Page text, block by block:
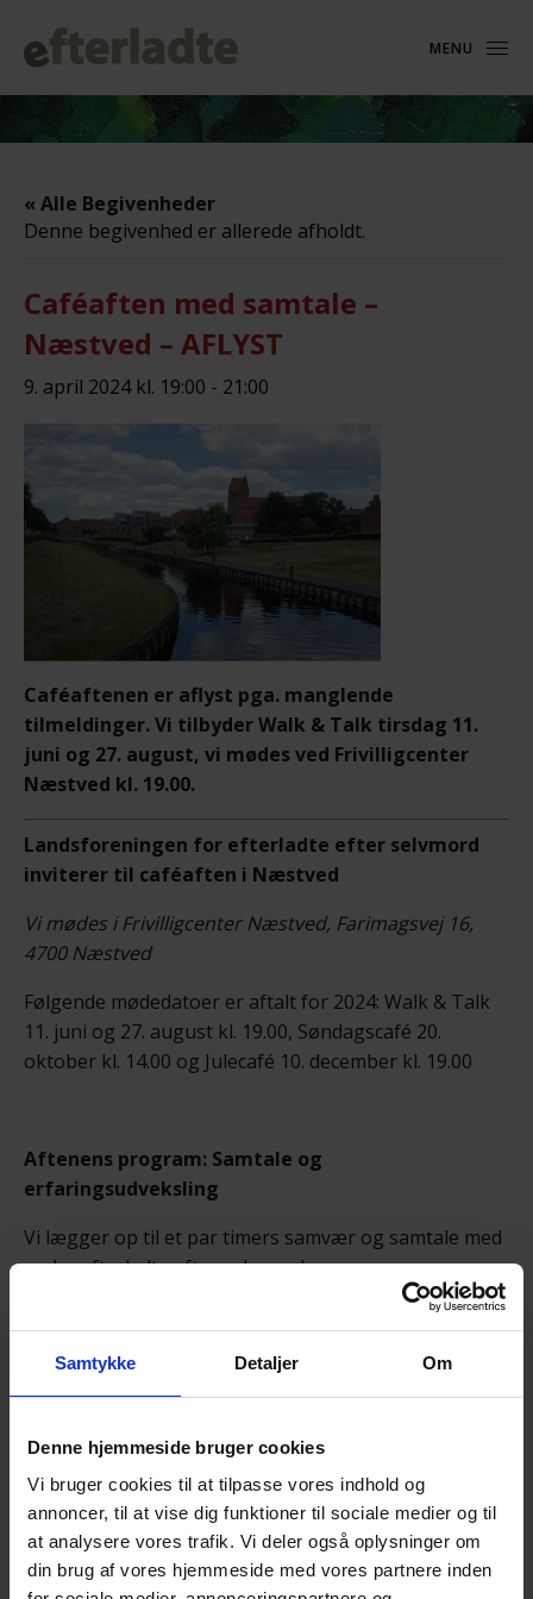
Samtykke Detaljer Om
Denne hjemmeside bruger cookies
Vi bruger cookies til at tilpasse vores indhold og
annoncer, til at vise dig funktioner til sociale medier og til
at analysere vores trafik. Vi deler også oplysninger om
din brug af vores hjemmeside med vores partnere inden
MENU
« Alle Begivenheder
Denne begivenhed er allerede afholdt.
Caféaften med samtale –
Næstved – AFLYST
9. april 2024 kl. 19:00 - 21:00
Caféaftenen er aflyst pga. manglende
tilmeldinger. Vi tilbyder Walk & Talk tirsdag 11.
juni og 27. august, vi mødes ved Frivilligcenter
Næstved kl. 19.00.
Landsforeningen for efterladte efter selvmord
inviterer til caféaften i Næstved
Vi mødes i Frivilligcenter Næstved, Farimagsvej 16,
4700 Næstved
Følgende mødedatoer er aftalt for 2024: Walk & Talk
11. juni og 27. august kl. 19.00, Søndagscafé 20.
oktober kl. 14.00 og Julecafé 10. december kl. 19.00
Aftenens program: Samtale og
erfaringsudveksling
Vi lægger op til et par timers samvær og samtale med
andre efterladte efter selvmord.
Her er det OK at tale om sorgen, savnet og de svære
Det der tales om, er i fortrolighed mellem deltagerne.
NB! – Tilmelding senest søndag d. 7. april kl. 18.00
via NemTilmeld:
https://efterladte.nemtilmeld.dk/344/
Alle er velkomne!